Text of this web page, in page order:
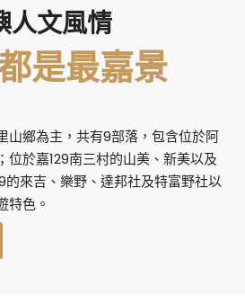
人文風情
是最嘉景
山鄉為主，共有9部落，包含位於阿
位於嘉129南三村的山美、新美以及
的來吉、樂野、達邦社及特富野社以
特色。